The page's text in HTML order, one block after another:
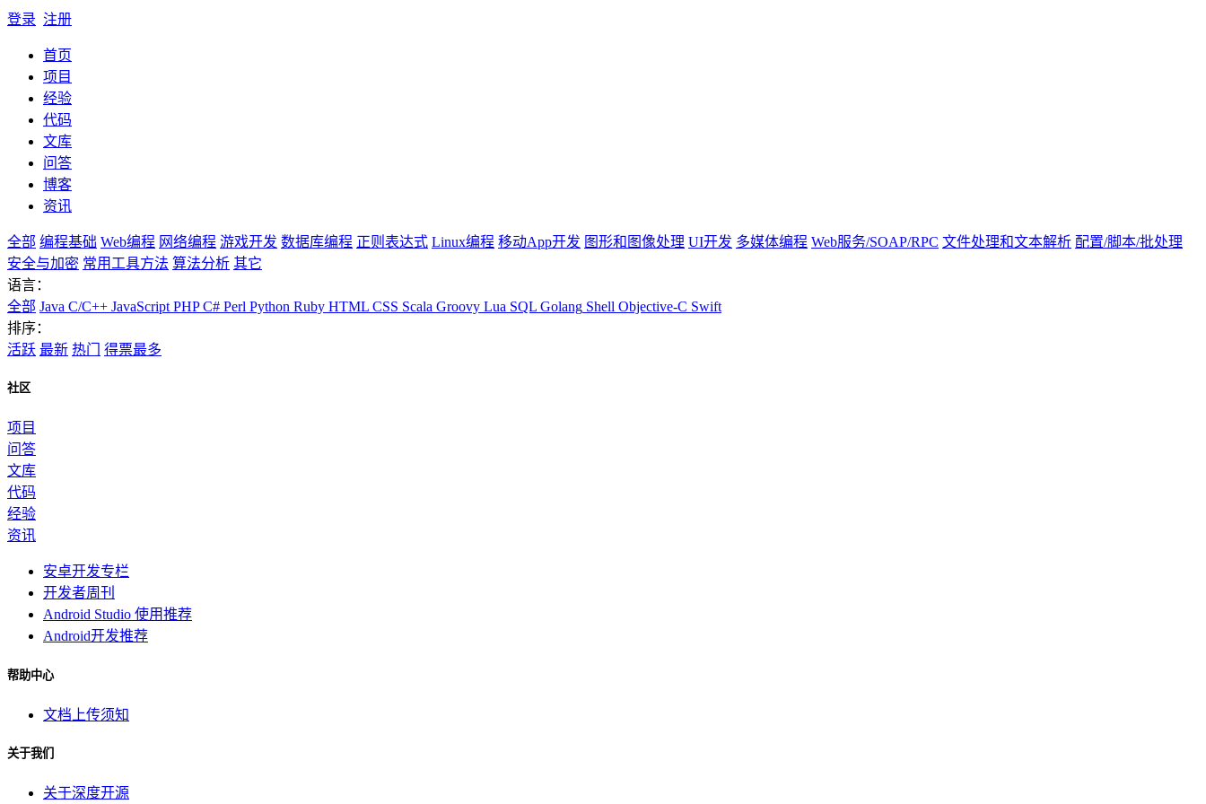
登录 注册
首页
项目
经验
代码
文库
问答
博客
资讯
全部 编程基础 Web编程 网络编程 游戏开发 数据库编程 正则表达式 Linux编程 移动App开发 图形和图像处理 UI开发 多媒体编程 Web服务/SOAP/RPC 文件处理和文本解析 配置/脚本/批处理
安全与加密 常用工具方法 算法分析 其它
语言：
全部 Java C/C++ JavaScript PHPC# Perl Python Ruby HTML CSS Scala Groovy Lua SQL Golang Shell Objective-C Swift
排序：
活跃 最新 热门 得票最多
社区
项目
问答
文库
代码
经验
资讯
安卓开发专栏
开发者周刊
Android Studio 使用推荐
Android开发推荐
帮助中心
文档上传须知
关于我们
关于深度开源